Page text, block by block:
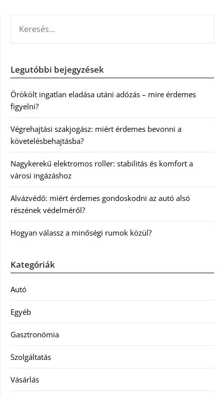
Legutóbbi bejegyzések
Örökölt ingatlan eladása utáni adózás – mire érdemes
figyelni?
Végrehajtási szakjogász: miért érdemes bevonni a
követelésbehajtásba?
Nagykerekű elektromos roller: stabilitás és komfort a
városi ingázáshoz
Alvázvédő: miért érdemes gondoskodni az autó alsó
részének védelméről?
Hogyan válassz a minőségi rumok közül?
Kategóriák
Autó
Egyéb
Gasztronómia
Szolgáltatás
Vásárlás